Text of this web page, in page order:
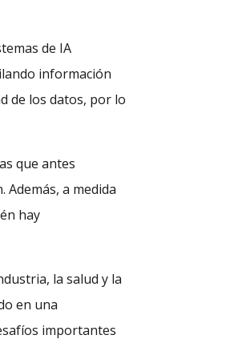
de IA
información
de los datos, por lo
que antes
a medida
hay
la salud y la
en una
importantes